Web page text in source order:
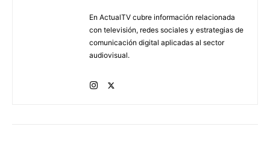
En ActualTV cubre información relacionada
con televisión, redes sociales y estrategias de
comunicación digital aplicadas al sector
audiovisual.